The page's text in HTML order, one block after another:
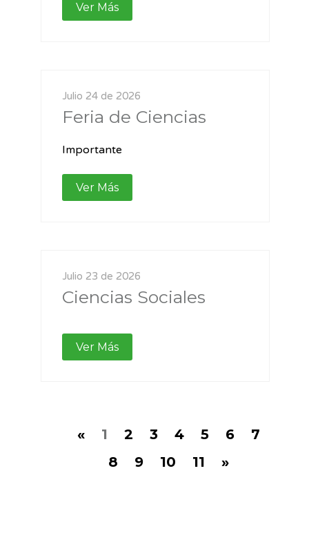
Ver Más
Julio 24 de 2026
Feria de Ciencias
Importante
Ver Más
Julio 23 de 2026
Ciencias Sociales
Ver Más
« 1 2 3 4 5 6
7
8
9 10 11 »